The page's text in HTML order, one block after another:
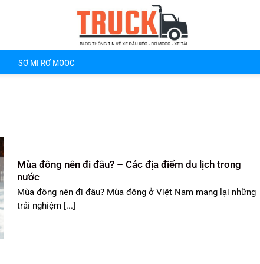
SƠ MI RƠ MOOC
Mùa đông nên đi đâu? – Các địa điểm du lịch trong
nước
Mùa đông nên đi đâu? Mùa đông ở Việt Nam mang lại những
trải nghiệm [...]